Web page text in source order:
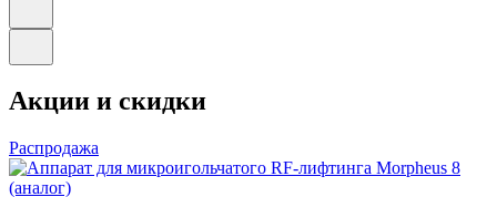
Акции и скидки
Распродажа